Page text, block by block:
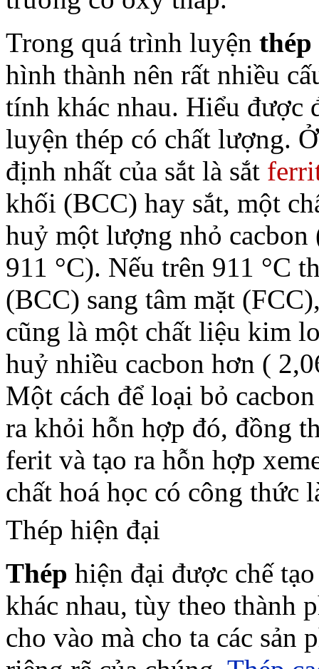
Trong quá trình luyện thép
hình thành nên rất nhiều
tính khác nhau. Hiểu được
luyện thép có chất lượng.
định nhất của sắt là sắt
khối (BCC) hay sắt, một
huỷ một lượng nhỏ
911 °C). Nếu trên 911 °C
(BCC) sang tâm mặt
cũng là một chất liệu kim
huỷ nhiều cacbon hơn (
Một cách để loại bỏ
ra khỏi hỗn hợp đó, đồng
ferit và tạo ra hỗn hợp
chất hoá học có công thức
Thép hiện đại
Thép hiện đại được chế
khác nhau, tùy theo thành
cho vào mà cho ta các sản